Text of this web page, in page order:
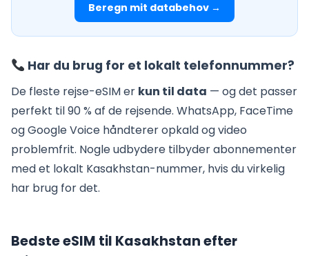
Beregn mit databehov →
Har du brug for et lokalt telefonnummer?
De fleste rejse-eSIM er kun til data — og det passer
perfekt til 90 % af de rejsende. WhatsApp, FaceTime
og Google Voice håndterer opkald og video
problemfrit. Nogle udbydere tilbyder abonnementer
med et lokalt Kasakhstan-nummer, hvis du virkelig
har brug for det.
Bedste eSIM til Kasakhstan efter